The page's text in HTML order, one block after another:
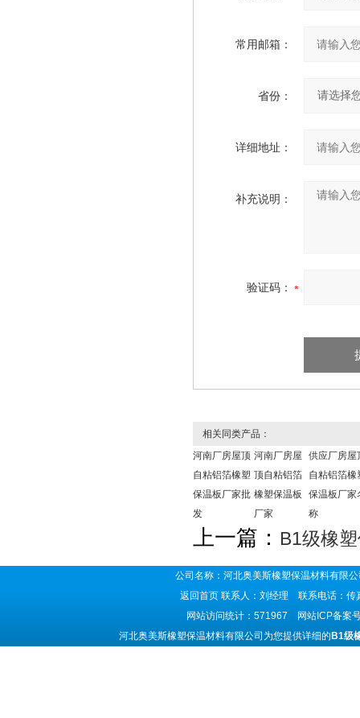
常用邮箱：
省份：
详细地址：
补充说明：
验证码：
相关同类产品：
河南厂房屋顶
自粘铝箔橡塑
保温板厂家批
发
河南厂房屋
顶自粘铝箔
橡塑保温板
厂家
供应厂房屋
自粘铝箔橡
保温板厂家
称
上一篇： B1级橡
公司名称：河北奥美斯橡塑保温材料有
返回首页 联系人：刘经理 联系电话：
网站访问统计：571967 网站ICP备案
河北奥美斯橡塑保温材料有限公司为您提供详细的 B1级